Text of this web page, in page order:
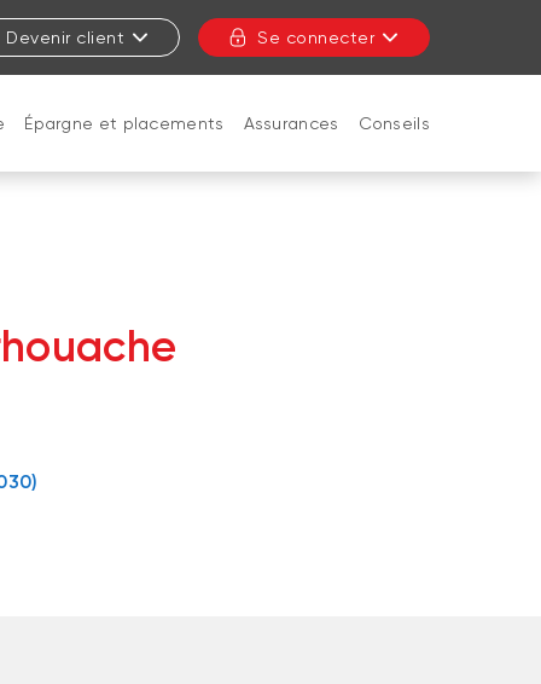
Devenir client Se connecter
Épargne et placements Assurances Conseils